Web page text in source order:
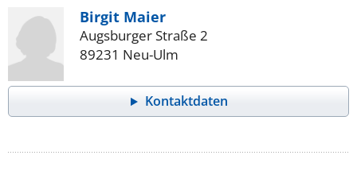
Birgit Maier
Augsburger Straße 2
89231 Neu-Ulm
Kontaktdaten